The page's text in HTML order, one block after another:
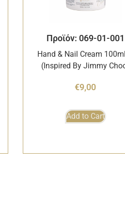
Προϊόν: 069-01-001
Hand & Nail Cream
(Inspired By Jimmy
€9,00
Add to Cart